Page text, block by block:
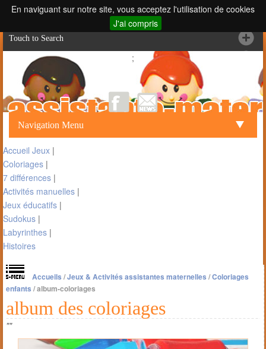
En naviguant sur notre site, vous acceptez l'utilisation de cookies
J'ai compris
Touch to Search
;
Navigation Menu
Accueil Jeux |
Coloriages |
7 différences |
Activités manuelles |
Jeux éducatifs |
Sudokus |
Labyrinthes |
Histoires
Accueils /Jeux & Activités assistantes maternelles /Coloriages
enfants /album-coloriages
album des coloriages
""